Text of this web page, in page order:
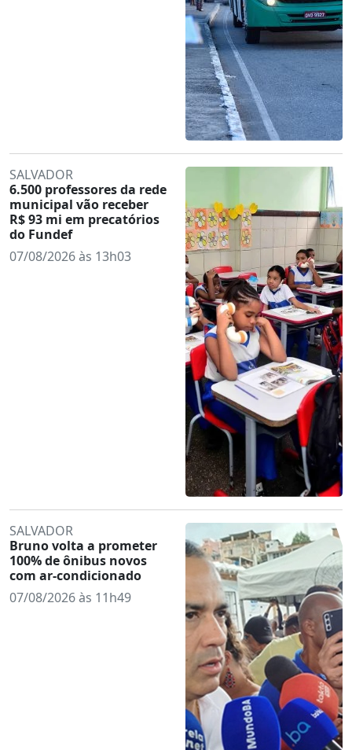
SALVADOR
6.500 professores da rede
municipal vão receber
R$ 93 mi em precatórios
do Fundef
07/08/2026 às 13h03
SALVADOR
Bruno volta a prometer
100% de ônibus novos
com ar-condicionado
07/08/2026 às 11h49